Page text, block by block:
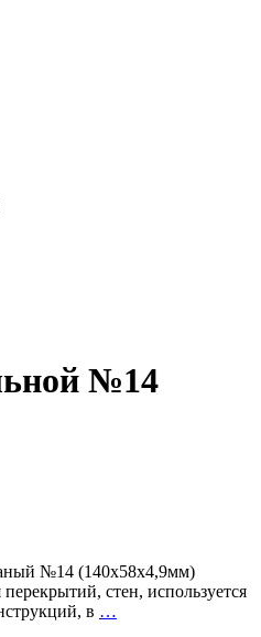
№14
№14 (140x58x4,9мм)
стен, используется
в …